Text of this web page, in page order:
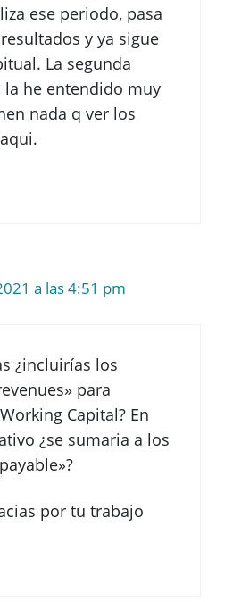
ese periodo, pasa
y ya sigue
La segunda
la he entendido muy
nada q ver los
a las 4:51 pm
¿incluirías los
para
Capital? En
¿se sumaria a los
por tu trabajo